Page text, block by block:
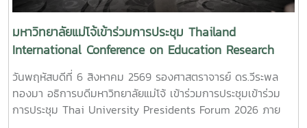
มหาวิทยาลัยแม่โจ้เข้าร่วมการประชุม Thailand
International Conference on Education Research
(ThaiCER) 2026
วันพฤหัสบดีที่ 6 สิงหาคม 2569 รองศาสตราจารย์ ดร.วีระพล
ทองมา อธิการบดีมหาวิทยาลัยแม่โจ้ เข้าร่วมการประชุมเข้าร่วม
การประชุม Thai University Presidents Forum 2026 ภาย